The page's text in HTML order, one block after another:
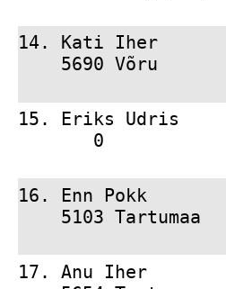
14. Kati Iher
5690 Võru
15. Eriks Udris
0
16. Enn Pokk
5103 Tartumaa
17. Anu Iher